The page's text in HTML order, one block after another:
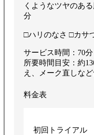
くようなツヤのあ
分
□ハリのなさ □カサ
サービス時間：70分
所要時間目安：約
え、メーク直しなど
料金表
初回トライアル